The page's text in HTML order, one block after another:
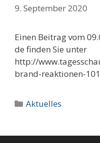
9. September 2020
Einen Beitrag vom
de finden Sie unter
http://
brand-reaktionen-
Kategorien
Aktuelles